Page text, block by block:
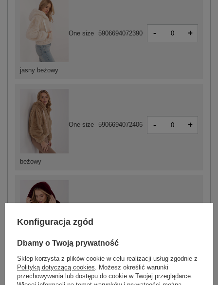
jasny beżowy
One size 5906694072390 - +
beżowy
One size 5906694072406 - +
Konfiguracja zgód
Dbamy o Twoją prywatność
Sklep korzysta z plików cookie w celu realizacji usług zgodnie z
Polityką dotyczącą cookies . Możesz określić warunki
przechowywania lub dostępu do cookie w Twojej przeglądarce.